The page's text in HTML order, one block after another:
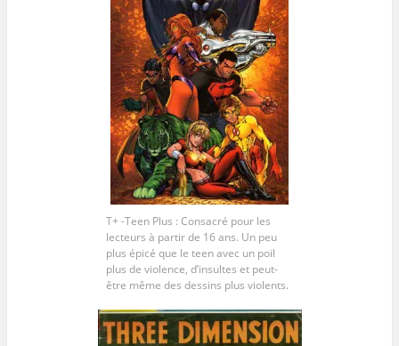
T+ -Teen Plus : Consacré pour les
lecteurs à partir de 16 ans. Un peu
plus épicé que le teen avec un poil
plus de violence, d’insultes et peut-
être même des dessins plus violents.